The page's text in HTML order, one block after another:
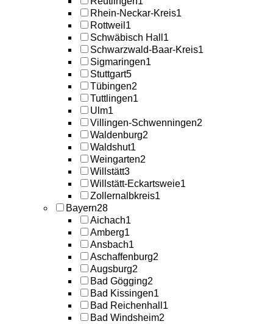
Rhein-Neckar-Kreis1
Rottweil 1
Schwäbisch Hall 1
Schwarzwald-Baar-Kreis1
Sigmaringen1
Stuttgart5
Tübingen2
Tuttlingen1
Ulm1
Villingen-Schwenningen2
Waldenburg2
Waldshut1
Weingarten2
Willstätt3
Willstätt-Eckartsweie1
Zollernalbkreis1
Bayern28
Aichach1
Amberg1
Ansbach1
Aschaffenburg2
Augsburg2
Bad Gögging2
Bad Kissingen1
Bad Reichenhall 1
Bad Windsheim2